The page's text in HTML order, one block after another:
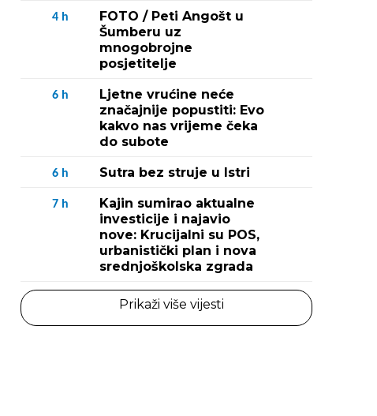
4 h
FOTO / Peti Angošt u
Šumberu uz
mnogobrojne
posjetitelje
6 h
Ljetne vrućine neće
značajnije popustiti: Evo
kakvo nas vrijeme čeka
do subote
6 h Sutra bez struje u Istri
7 h
Kajin sumirao aktualne
investicije i najavio
nove: Krucijalni su POS,
urbanistički plan i nova
srednjoškolska zgrada
Prikaži više vijesti